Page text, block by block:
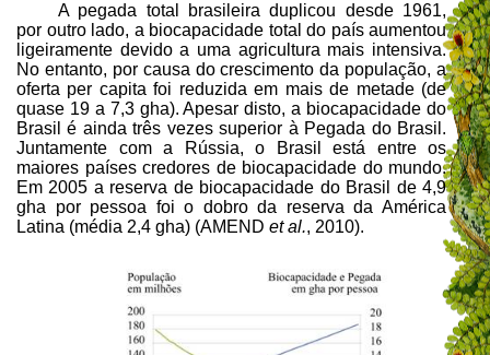
A pegada total brasileira duplicou desde 1961,
por outro lado, a biocapacidade total do país aumentou
ligeiramente devido a uma agricultura mais intensiva.
No entanto, por causa do crescimento da população, a
oferta per capita foi reduzida em mais de metade (de
quase 19 a 7,3 gha). Apesar disto, a biocapacidade do
Brasil é ainda três vezes superior à Pegada do Brasil.
Juntamente com a Rússia, o Brasil está entre os
maiores países credores de biocapacidade do mundo.
Em 2005 a reserva de biocapacidade do Brasil de 4,9
gha por pessoa foi o dobro da reserva da América
Latina (média 2,4 gha) (AMEND et al., 2010).